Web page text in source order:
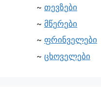
თევზები
მწერები
ფრინველები
ცხოველები